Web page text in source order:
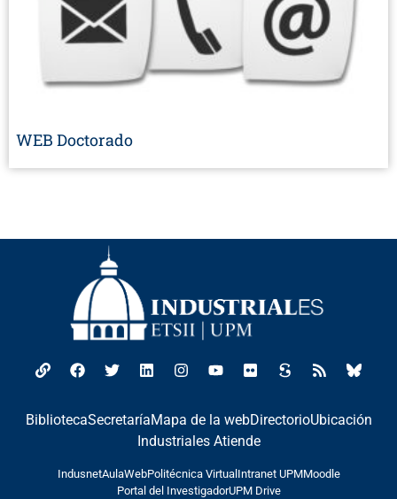
WEB Doctorado
BibliotecaSecretaríaMapa de la webDirectorioUbicación
Industriales Atiende
IndusnetAulaWebPolitécnica Virtual Intranet UPMMoodle
Portal del InvestigadorUPM Drive